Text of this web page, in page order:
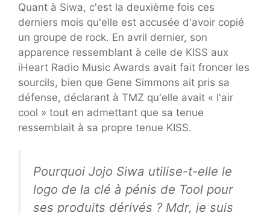
Quant à Siwa, c'est la deuxième fois ces
derniers mois qu'elle est accusée d'avoir copié
un groupe de rock. En avril dernier, son
apparence ressemblant à celle de KISS aux
iHeart Radio Music Awards avait fait froncer les
sourcils, bien que Gene Simmons ait pris sa
défense, déclarant à TMZ qu'elle avait « l'air
cool » tout en admettant que sa tenue
ressemblait à sa propre tenue KISS.
Pourquoi Jojo Siwa utilise-t-elle le
logo de la clé à pénis de Tool pour
ses produits dérivés ? Mdr, je suis